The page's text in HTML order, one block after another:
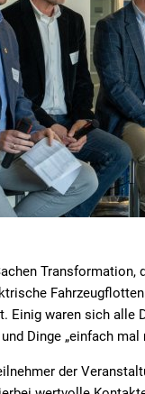
waren sich alle
Dinge „einfach mal
der